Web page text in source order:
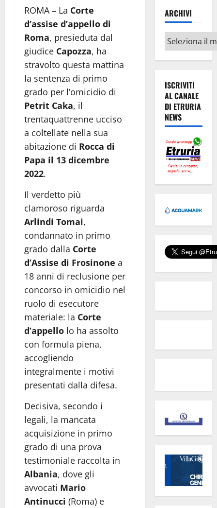
ROMA – La Corte
d’assise d’appello di
Roma, presieduta dal
giudice Capozza, ha
stravolto questa mattina
la sentenza di primo
grado per l’omicidio di
Petrit Caka, il
trentaquattrenne ucciso
a coltellate nella sua
abitazione di Rocca di
Papa il 13 dicembre
2022.
Il verdetto più
clamoroso riguarda
Arlindi Tomai,
condannato in primo
grado dalla Corte
d’Assise di Frosinone a
18 anni di reclusione per
concorso in omicidio nel
ruolo di esecutore
materiale: la Corte
d’appello lo ha assolto
con formula piena,
accogliendo
integralmente i motivi
presentati dalla difesa.
Decisiva, secondo i
legali, la mancata
acquisizione in primo
grado di una prova
testimoniale raccolta in
Albania, dove gli
avvocati Mario
Antinucci (Roma) e
ARCHIVI
Archivi
ISCRIVITI
AL CANALE
DI ETRURIA
NEWS